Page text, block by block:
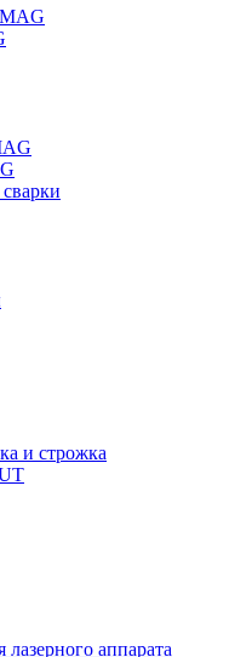
и строжка
аппарата